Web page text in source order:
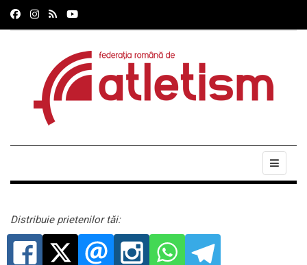
Distribuie prietenilor tăi: